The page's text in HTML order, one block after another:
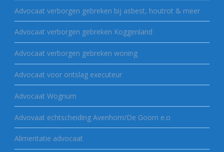
Advocaat verborgen gebreken bij asbest, houtrot & meer
Advocaat verborgen gebreken Koggenland
Advocaat verborgen gebreken woning
Advocaat voor ontslag executeur
Advocaat Wognum
Advovaat echtscheiding Avenhorn/De Goorn e.o
Alimentatie advocaat